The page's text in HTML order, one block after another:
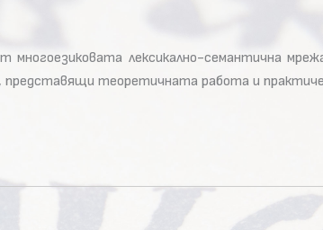
многоезиковата лексикално-семантична
теоретичната работа и